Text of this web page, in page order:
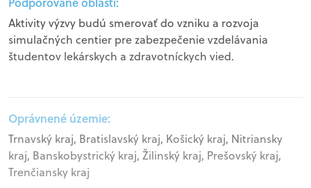
Aktivity výzvy budú smerovať do vzniku a rozvoja
simulačných centier pre zabezpečenie vzdelávania
študentov lekárskych a zdravotníckych vied.
Oprávnené územie:
Trnavský kraj, Bratislavský kraj, Košický kraj, Nitriansky
kraj, Banskobystrický kraj, Žilinský kraj, Prešovský kraj,
Trenčiansky kraj